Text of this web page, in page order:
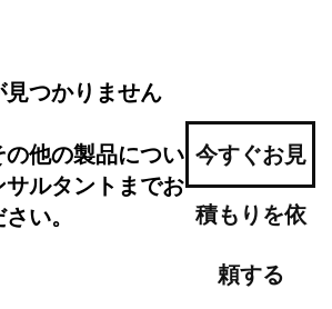
つかりません
他の製品につい
ルタントまでお
い。
今すぐお見
積もりを依
頼する